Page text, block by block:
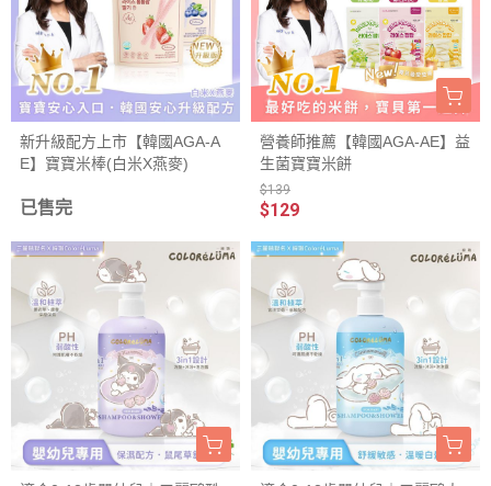
新升級配方上市【韓國AGA-A
E】寶寶米棒(白米X燕麥)
已售完
營養師推薦【韓國AGA-AE】益
生菌寶寶米餅
$139
$129